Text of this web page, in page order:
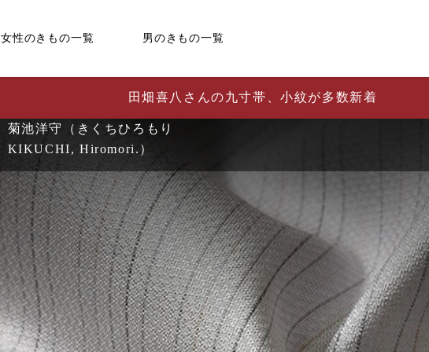
女性のきもの一覧 男のきもの一覧
田畑喜八さんの九寸帯、小紋が多数新着
菊池洋守（きくちひろもり
KIKUCHI, Hiromori.）